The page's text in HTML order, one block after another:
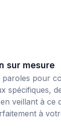
sur mesure
paroles pour
spécifiques,
veillant à ce
à